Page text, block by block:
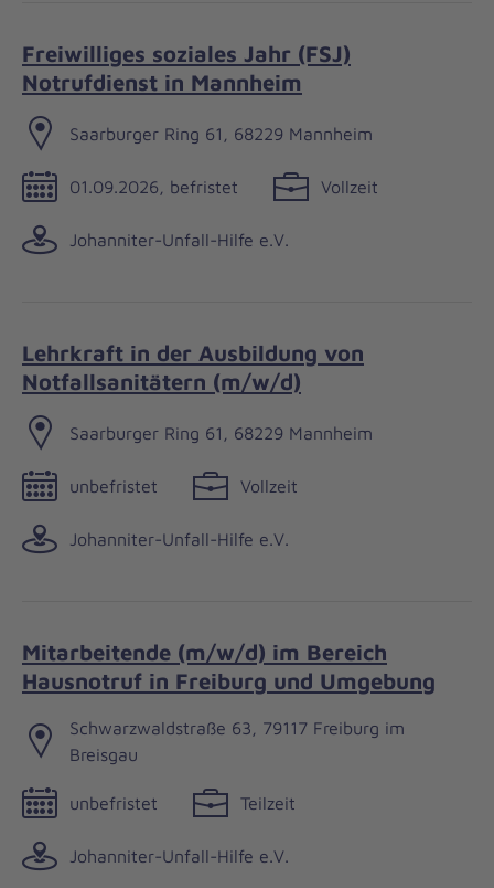
Freiwilliges soziales Jahr (FSJ)
Notrufdienst in Mannheim
Saarburger Ring 61, 68229 Mannheim
01.09.2026, befristet Vollzeit
Johanniter-Unfall-Hilfe e.V.
Lehrkraft in der Ausbildung von
Notfallsanitätern (m/w/d)
Saarburger Ring 61, 68229 Mannheim
unbefristet Vollzeit
Johanniter-Unfall-Hilfe e.V.
Mitarbeitende (m/w/d) im Bereich
Hausnotruf in Freiburg und Umgebung
Schwarzwaldstraße 63, 79117 Freiburg im
Breisgau
unbefristet Teilzeit
Johanniter-Unfall-Hilfe e.V.